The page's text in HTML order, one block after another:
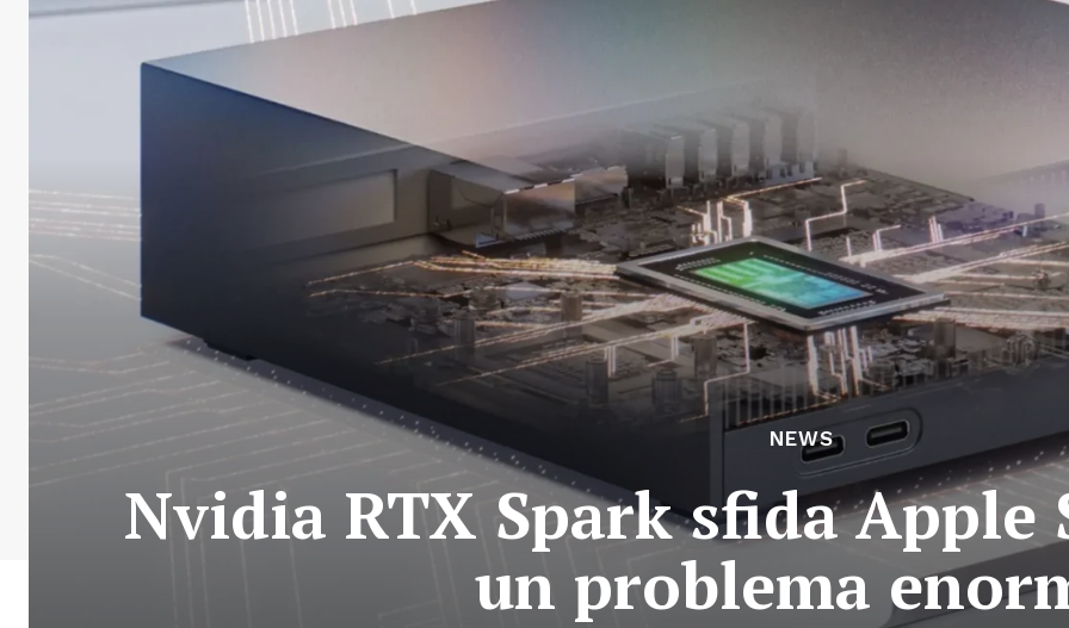
NEWS
Nvidia RTX Spark sfida Apple
un problema